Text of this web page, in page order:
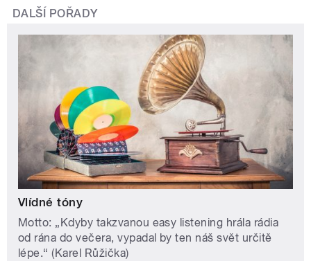
DALŠÍ POŘADY
Vlídné tóny
Motto: „Kdyby takzvanou easy listening hrála rádia
od rána do večera, vypadal by ten náš svět určitě
lépe.“ (Karel Růžička)